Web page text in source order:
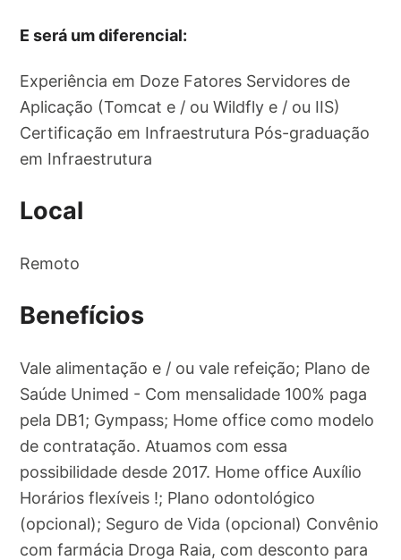
E será um diferencial:
Experiência em Doze Fatores Servidores de
Aplicação (Tomcat e / ou Wildfly e / ou IIS)
Certificação em Infraestrutura Pós-graduação
em Infraestrutura
Local
Remoto
Benefícios
Vale alimentação e / ou vale refeição; Plano de
Saúde Unimed - Com mensalidade 100% paga
pela DB1; Gympass; Home office como modelo
de contratação. Atuamos com essa
possibilidade desde 2017. Home office Auxílio
Horários flexíveis !; Plano odontológico
(opcional); Seguro de Vida (opcional) Convênio
com farmácia Droga Raia, com desconto para